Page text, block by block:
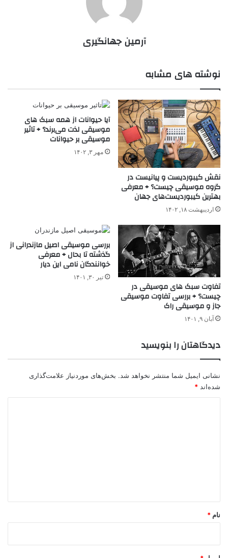
آرمین جهانگیری
نوشته های مشابه
نقش کیبوردیست و پیانیست در
گروه موسیقی چیست؟ + معرفی
بهترین کیبوردیست‌های جهان
اردیبهشت ۱۸, ۱۴۰۲
آیا حیوانات از همه سبک های
موسیقی لذت می‌برند؟ + تاثیر
موسیقی بر حیوانات
مهر ۳, ۱۴۰۲
تفاوت سبک های موسیقی در
چیست؟ + بررسی تفاوت موسیقی
جاز و موسیقی راک
آبان ۹, ۱۴۰۱
بررسی موسیقی اصیل مازندرانی از
گذشته تا بحال + معرفی
خوانندگان نامی این دیار
تیر ۳۰, ۱۴۰۱
دیدگاهتان را بنویسید
نشانی ایمیل شما منتشر نخواهد شد. بخش‌های موردنیاز علامت‌گذاری
شده‌اند *
نام *